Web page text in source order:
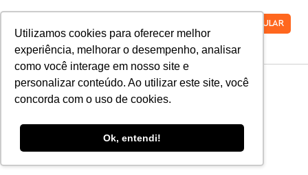
Utilizamos cookies para oferecer melhor
experiência, melhorar o desempenho, analisar
como você interage em nosso site e
personalizar conteúdo. Ao utilizar este site, você
concorda com o uso de cookies.
Ok, entendi!
VESTIBULAR
Cera-Bold
Cera-Bold
Deixe um comentário